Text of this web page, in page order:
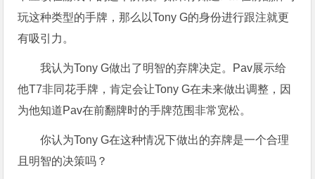
玩这种类型的手牌，那么以Tony G的身份进行跟注就更
有吸引力。
我认为Tony G做出了明智的弃牌决定。Pav展示给
他T7非同花手牌，肯定会让Tony G在未来做出调整，因
为他知道Pav在前翻牌时的手牌范围非常宽松。
你认为Tony G在这种情况下做出的弃牌是一个合理
且明智的决策吗？